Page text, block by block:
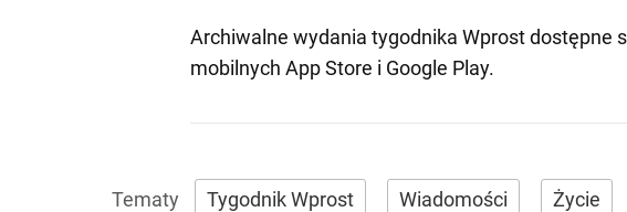
Archiwalne wydania tygodnika Wprost dostępne
mobilnych App Store i Google Play.
Tygodnik Wprost Wiadomości Życie